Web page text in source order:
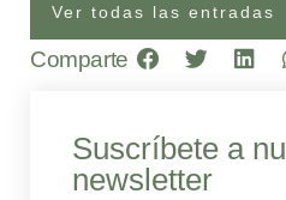
Ver todas las entradas
Comparte
Suscríbete a
newsletter